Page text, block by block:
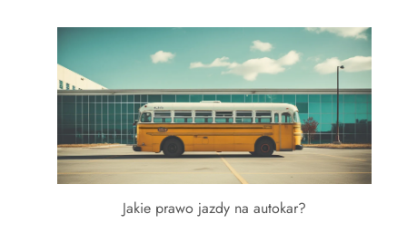
Jakie prawo jazdy na autokar?